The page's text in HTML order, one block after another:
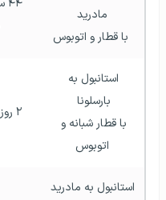
مادرید
بارسلونا
اتوبوس
۲ روز و ۲ ساعت
استانبول به مادرید